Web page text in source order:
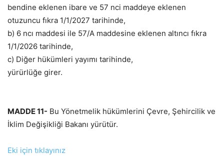
bendine eklenen ibare ve 57 nci maddeye eklenen
otuzuncu fıkra 1/1/2027 tarihinde,
b) 6 ncı maddesi ile 57/A maddesine eklenen altıncı fıkra
1/1/2026 tarihinde,
c) Diğer hükümleri yayımı tarihinde,
yürürlüğe girer.
MADDE 11- Bu Yönetmelik hükümlerini Çevre, Şehircilik ve
İklim Değişikliği Bakanı yürütür.
Eki için tıklayınız